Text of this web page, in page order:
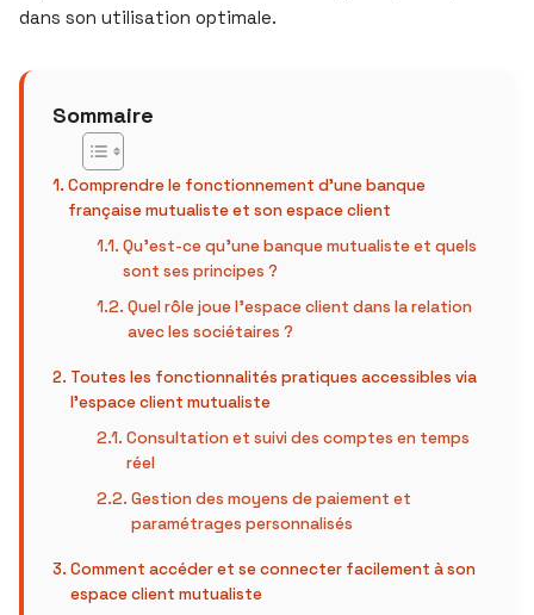
dans son utilisation optimale.
Sommaire
Comprendre le fonctionnement d’une banque
française mutualiste et son espace client
Qu’est-ce qu’une banque mutualiste et quels
sont ses principes ?
Quel rôle joue l’espace client dans la relation
avec les sociétaires ?
Toutes les fonctionnalités pratiques accessibles via
l’espace client mutualiste
Consultation et suivi des comptes en temps
réel
Gestion des moyens de paiement et
paramétrages personnalisés
Comment accéder et se connecter facilement à son
espace client mutualiste